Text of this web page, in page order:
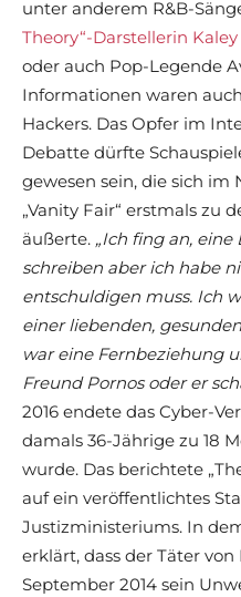
unter anderem R&B-
Theory“-Darstellerin
oder auch Pop-Legende
Informationen waren
Hackers. Das Opfer im
Debatte dürfte
gewesen sein, die sich im
„Vanity Fair“ erstmals zu
äußerte. „Ich fing an,
schreiben aber ich habe
entschuldigen muss. Ich
einer liebenden,
war eine Fernbeziehung
Freund Pornos oder er
2016 endete das Cyber-
damals 36-Jährige zu 18
wurde. Das berichtete
auf ein veröffentlichtes
Justizministeriums. In
erklärt, dass der Täter
September 2014 sein